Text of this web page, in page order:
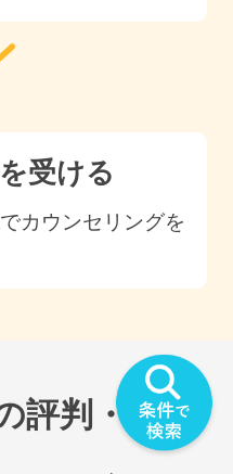
受ける
カウンセリングを
評判・感想